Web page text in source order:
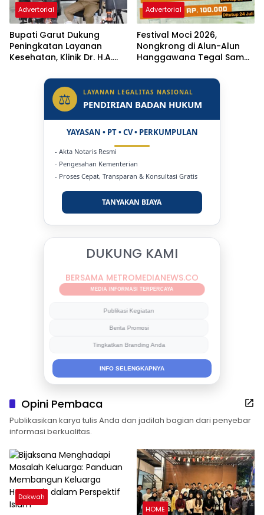
Advertorial
Bupati Garut Dukung
Peningkatan Layanan
Kesehatan, Klinik Dr. H.A.
Status Jadi Rumah Sakit
Advertorial
Festival Moci 2026,
Nongkrong di Alun-Alun
Hanggawana Tegal Sambil
⚖ LAYANAN LEGALITAS NASIONAL
PENDIRIAN BADAN HUKUM
YAYASAN • PT • CV • PERKUMPULAN
- Akta Notaris Resmi
- Pengesahan Kementerian
- Proses Cepat, Transparan & Konsultasi Gratis
TANYAKAN BIAYA
DUKUNG KAMI
BERSAMA METROMEDIANEWS.CO
MEDIA INFORMASI TERPERCAYA
Publikasi Kegiatan
Berita Promosi
Tingkatkan Branding Anda
INFO SELENGKAPNYA
Opini Pembaca
Publikasikan karya tulis Anda dan jadilah bagian dari penyebar
informasi berkualitas.
Dakwah
HOME